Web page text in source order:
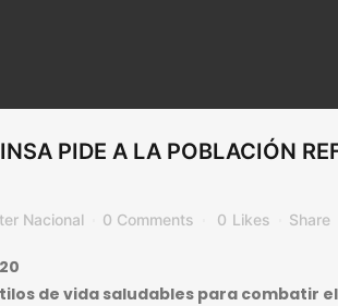
PIDE A LA POBLACIÓN
Nacional 0 Comments 0 Likes Share
de vida saludables para combatir el